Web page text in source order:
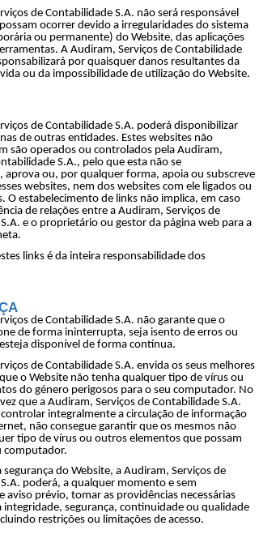
de Contabilidade S.A. não será responsável
ocorrer devido a irregularidades do sistema
ou permanente) do Website, das aplicações
A Audiram, Serviços de Contabilidade
por quaisquer danos resultantes da
ou da impossibilidade de utilização do Website.
de Contabilidade S.A. poderá disponibilizar
de outras entidades. Estes websites não
são operados ou controlados pela Audiram,
S.A., pelo que esta não se
aprova ou, por qualquer forma, apoia ou subscreve
websites, nem dos websites com ele ligados ou
O estabelecimento de links não implica, em caso
de relações entre a Audiram, Serviços de
e o proprietário ou gestor da página web para a
links é da inteira responsabilidade dos
de Contabilidade S.A. não garante que o
de forma ininterrupta, seja isento de erros ou
disponível de forma contínua.
de Contabilidade S.A. envida os seus melhores
o Website não tenha qualquer tipo de vírus ou
do género perigosos para o seu computador. No
que a Audiram, Serviços de Contabilidade S.A.
integralmente a circulação de informação
não consegue garantir que os mesmos não
tipo de vírus ou outros elementos que possam
computador.
segurança do Website, a Audiram, Serviços de
poderá, a qualquer momento e sem
aviso prévio, tomar as providências necessárias
integridade, segurança, continuidade ou qualidade
restrições ou limitações de acesso.